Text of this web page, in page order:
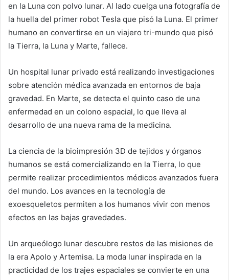
en la Luna con polvo lunar. Al lado cuelga una fotografía de
la huella del primer robot Tesla que pisó la Luna. El primer
humano en convertirse en un viajero tri-mundo que pisó
la Tierra, la Luna y Marte, fallece.
Un hospital lunar privado está realizando investigaciones
sobre atención médica avanzada en entornos de baja
gravedad. En Marte, se detecta el quinto caso de una
enfermedad en un colono espacial, lo que lleva al
desarrollo de una nueva rama de la medicina.
La ciencia de la bioimpresión 3D de tejidos y órganos
humanos se está comercializando en la Tierra, lo que
permite realizar procedimientos médicos avanzados fuera
del mundo. Los avances en la tecnología de
exoesqueletos permiten a los humanos vivir con menos
efectos en las bajas gravedades.
Un arqueólogo lunar descubre restos de las misiones de
la era Apolo y Artemisa. La moda lunar inspirada en la
practicidad de los trajes espaciales se convierte en una